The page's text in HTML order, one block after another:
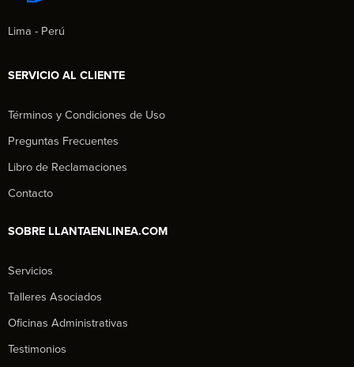
Lima - Perú
SERVICIO AL CLIENTE
Términos y Condiciones de Uso
Preguntas Frecuentes
Libro de Reclamaciones
Contacto
SOBRE LLANTAENLINEA.COM
Servicios
Talleres Asociados
Oficinas Administrativas
Testimonios